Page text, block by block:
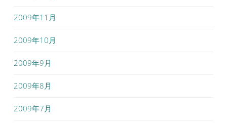
2009年11月
2009年10月
2009年9月
2009年8月
2009年7月